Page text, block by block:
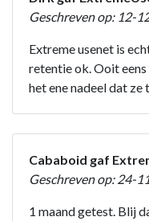
Geschreven op: 12-
Extreme usenet is
retentie ok. Ooit
het ene nadeel dat ze
Cababoid gaf
Geschreven op: 24-
1 maand getest. Blij